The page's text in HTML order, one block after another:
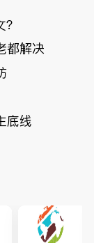
都解决
底线